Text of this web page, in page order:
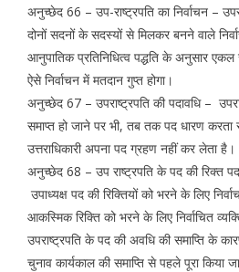
अनुच्छेद 66 – उप-राष्ट्रपति का निर्वाचन –
दोनों सदनों के सदस्यों से मिलकर बनने वाले
आनुपातिक प्रतिनिधित्व पद्धति के अनुसार एकल
ऐसे निर्वाचन में मतदान गुप्त होगा।
अनुच्छेद 67 – उपराष्ट्रपति की पदावधि –
समाप्त हो जाने पर भी, तब तक पद धारण
उत्तराधिकारी अपना पद ग्रहण नहीं कर लेता है।
अनुच्छेद 68 – उप राष्ट्रपति के पद की रिक्त
उपाध्यक्ष पद की रिक्तियों को भरने के लिए
आकस्मिक रिक्ति को भरने के लिए निर्वाचित
उपराष्ट्रपति के पद की अवधि की समाप्ति के
चुनाव कार्यकाल की समाप्ति से पहले पूरा किया